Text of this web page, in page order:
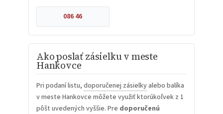
086 46
Ako poslať zásielku v meste
Hankovce
Pri podaní listu, doporučenej zásielkyalebo balíka
v meste Hankovce môžete využiť ktorúkoľvek z 1
pôšt uvedených vyššie. Pre doporučenú